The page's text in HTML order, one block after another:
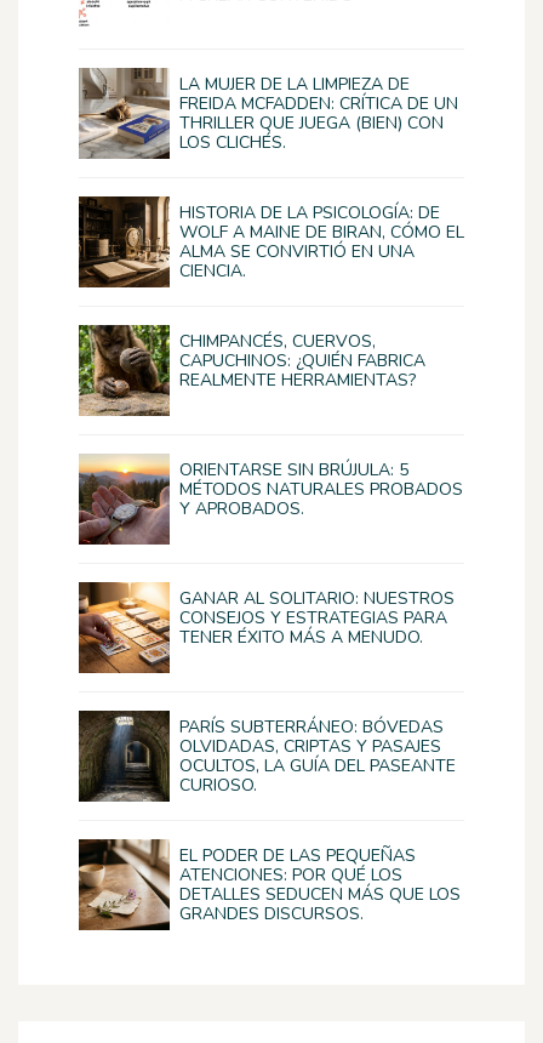
LA MUJER DE LA LIMPIEZA DE
FREIDA MCFADDEN: CRÍTICA DE UN
THRILLER QUE JUEGA (BIEN) CON
LOS CLICHÉS.
HISTORIA DE LA PSICOLOGÍA: DE
WOLF A MAINE DE BIRAN, CÓMO EL
ALMA SE CONVIRTIÓ EN UNA
CIENCIA.
CHIMPANCÉS, CUERVOS,
CAPUCHINOS: ¿QUIÉN FABRICA
REALMENTE HERRAMIENTAS?
ORIENTARSE SIN BRÚJULA: 5
MÉTODOS NATURALES PROBADOS
Y APROBADOS.
GANAR AL SOLITARIO: NUESTROS
CONSEJOS Y ESTRATEGIAS PARA
TENER ÉXITO MÁS A MENUDO.
PARÍS SUBTERRÁNEO: BÓVEDAS
OLVIDADAS, CRIPTAS Y PASAJES
OCULTOS, LA GUÍA DEL PASEANTE
CURIOSO.
EL PODER DE LAS PEQUEÑAS
ATENCIONES: POR QUÉ LOS
DETALLES SEDUCEN MÁS QUE LOS
GRANDES DISCURSOS.